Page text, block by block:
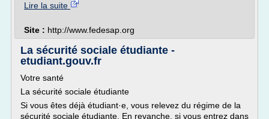
Lire la suite
Site : http://www.fedesap.org
La sécurité sociale étudiante -
etudiant.gouv.fr
Votre santé
La sécurité sociale étudiante
Si vous êtes déjà étudiant·e, vous relevez du régime de la
sécurité sociale étudiante. En revanche, si vous entrez dans